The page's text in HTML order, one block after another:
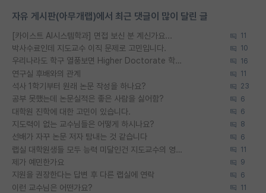
자유 게시판(아무개랩)에서 최근 댓글이 많이 달린 글
[카이스트 AI시스템학과] 면접 보신 분 계신가요... 11
박사수료인데 지도교수 이직 문제로 고민입니다. 10
우리나라도 학구 열풍보면 Higher Doctorate 학위가 필요하다고 봅니다. 16
연구실 후배와의 관계 11
석사 1학기부터 원래 논문 작성을 하나요? 23
공부 못했는데 논문실적은 좋은 사람을 싫어함? 6
대학원 진학에 대한 고민이 있습니다. 6
지도력이 없는 교수님들은 어떻게 하시나요? 8
선배가 자꾸 논문 저자 탐내는 것 같습니다 6
랩실 대학원생들 모두 능력 미달인건 지도교수의 영향 아닌가? 11
제가 예민한가요 9
지원을 권장한다는 답변 후 다른 랩실에 연락 6
이런 교수님은 어떤가요? 11